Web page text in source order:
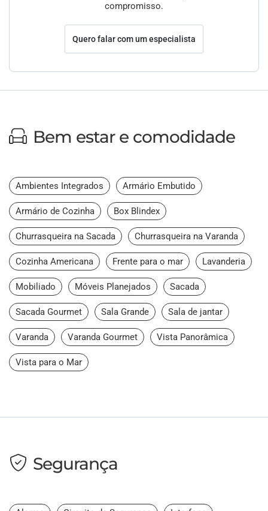
compromisso.
Quero falar com um especialista
Bem estar e comodidade
Ambientes Integrados Armário Embutido
Armário de Cozinha Box Blindex
Churrasqueira na Sacada Churrasqueira na Varanda
Cozinha Americana Frente para o mar Lavanderia
Mobiliado Móveis Planejados Sacada
Sacada Gourmet Sala Grande Sala de jantar
Varanda Varanda Gourmet Vista Panorâmica
Vista para o Mar
Segurança